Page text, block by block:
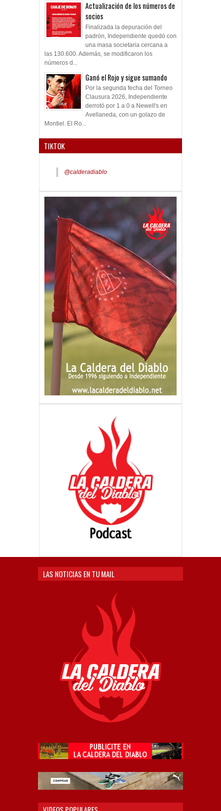
Actualización de los números de
socios
Finalizada la depuración del
padrón, Independiente quedó con
una masa societaria cercana a
las 130.600. Además, se modificaron los
números d...
Ganó el Rojo y sigue sumando
Por la segunda fecha del Torneo
Clausura 2026, Independiente
derrotó por 1 a 0 a Newell's en
Avellaneda, con un golazo de
Montiel. El Ro...
TIKTOK
@calderadiablo
LAS NOTICIAS EN TU MAIL